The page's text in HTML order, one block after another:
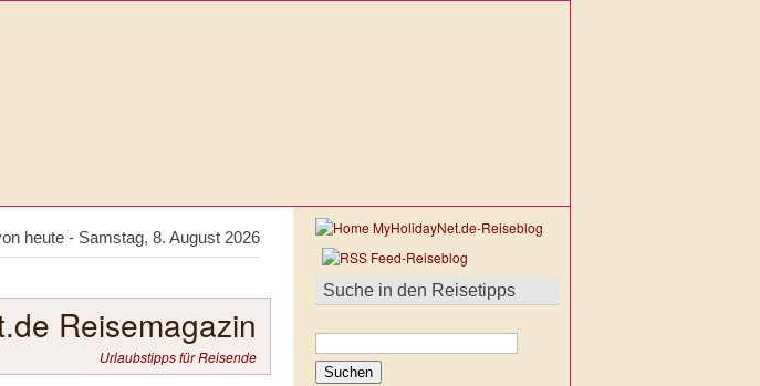
heute - Samstag, 8. August 2026
Reisemagazin
Urlaubstipps für Reisende
Suche in den Reisetipps